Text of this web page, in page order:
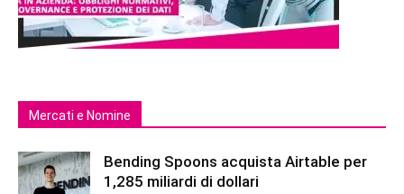
Mercati e Nomine
Bending Spoons acquista Airtable per
1,285 miliardi di dollari